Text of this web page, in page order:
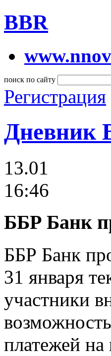
BBR
поиск по сайту
Регистрация
Дневник
13.01
16:46
ББР Банк
ББР Банк
31 января
участники
платежей